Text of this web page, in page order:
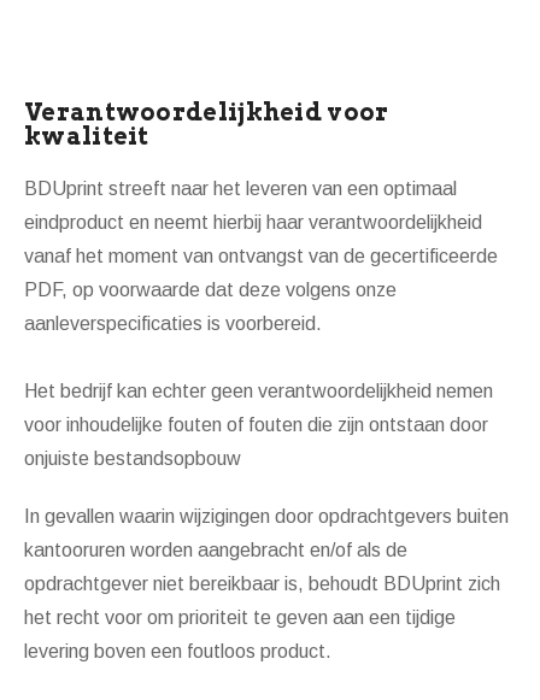
Verantwoordelijkheid voor
kwaliteit​
BDUprint streeft naar het leveren van een optimaal
eindproduct en neemt hierbij haar verantwoordelijkheid
vanaf het moment van ontvangst van de gecertificeerde
PDF, op voorwaarde dat deze volgens onze
aanleverspecificaties is voorbereid.
Het bedrijf kan echter geen verantwoordelijkheid nemen
voor inhoudelijke fouten of fouten die zijn ontstaan door
onjuiste bestandsopbouw
In gevallen waarin wijzigingen door opdrachtgevers buiten
kantooruren worden aangebracht en/of als de
opdrachtgever niet bereikbaar is, behoudt BDUprint zich
het recht voor om prioriteit te geven aan een tijdige
levering boven een foutloos product.